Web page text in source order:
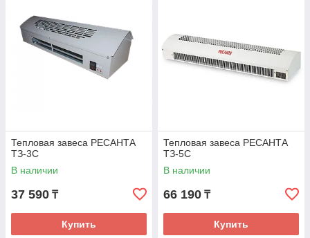
Тепловая завеса РЕСАНТА
ТЗ-3С
В наличии
37 590 ₸
Купить
Тепловая завеса РЕСАНТА
ТЗ-5С
В наличии
66 190 ₸
Купить